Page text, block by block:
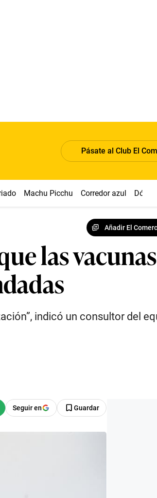
Pásate al Club El
Machu Picchu Corredor azul Dólar
Añadir El
las
indicó un consultor del
Seguir en Guardar